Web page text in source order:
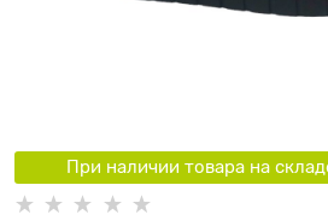
При наличии товара на